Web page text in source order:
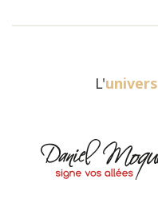
L'univers